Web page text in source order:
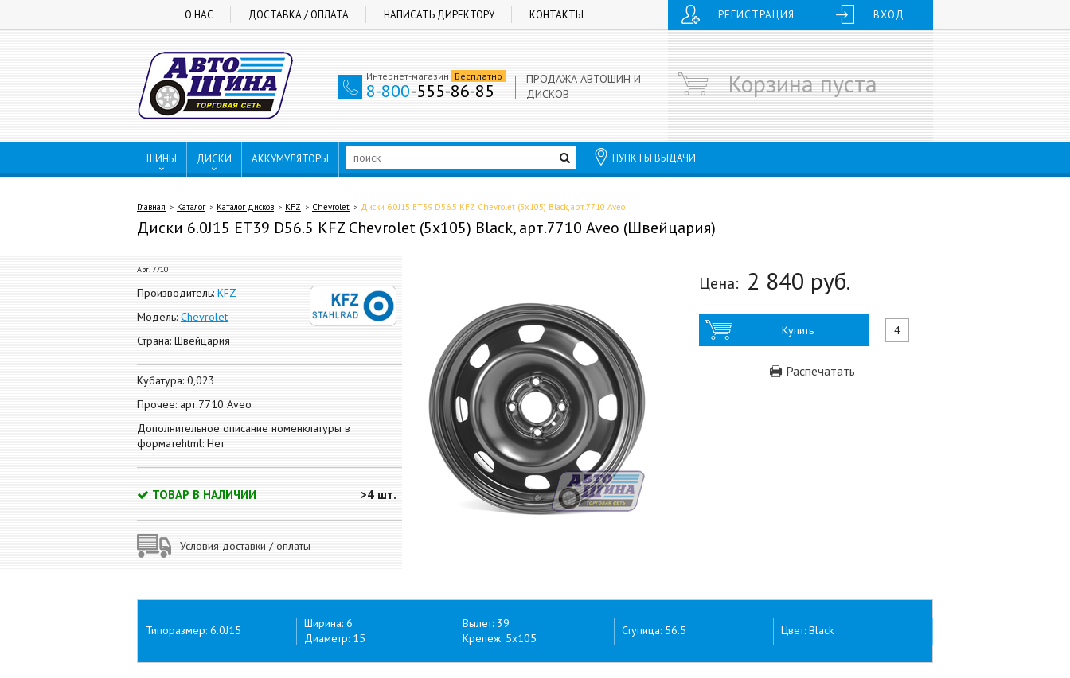
О НАС ДОСТАВКА / ОПЛАТА НАПИСАТЬ ДИРЕКТОРУ КОНТАКТЫ РЕГИСТРАЦИЯ ВХОД
Интернет-магазин Бесплатно
8-800-555-86-85
ПРОДАЖА АВТОШИН И
ДИСКОВ
Корзина пуста
ШИНЫ ДИСКИ АККУМУЛЯТОРЫ ПУНКТЫ ВЫДАЧИ
Главная Каталог Каталог дисков KFZ Chevrolet Диски 6.0J15 ET39 D56.5 KFZ Chevrolet (5x105) Black, арт.7710 Aveo
Диски 6.0J15 ET39 D56.5 KFZ Chevrolet (5x105) Black, арт.7710 Aveo (Швейцария)
Арт. 7710
Производитель: KFZ
Модель: Chevrolet
Страна: Швейцария
Кубатура: 0,023
Прочее: арт.7710 Aveo
Дополнительное описание номенклатуры в
форматеhtml: Нет
ТОВАР В НАЛИЧИИ >4 шт.
Условия доставки / оплаты
Цена: 2 840 руб.
Купить
Распечатать
Типоразмер: 6.0J15
Ширина: 6
Диаметр: 15
Вылет: 39
Крепеж: 5x105
Ступица: 56.5 Цвет: Black